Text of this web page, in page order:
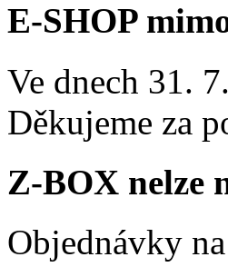
E-SHOP
Ve dnech 31.
Děkujeme za
Z-BOX nelze
Objednávky